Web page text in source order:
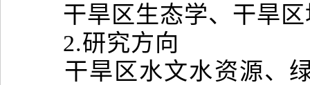
干旱区生态学、干旱区
2.研究方向
干旱区水文水资源、绿